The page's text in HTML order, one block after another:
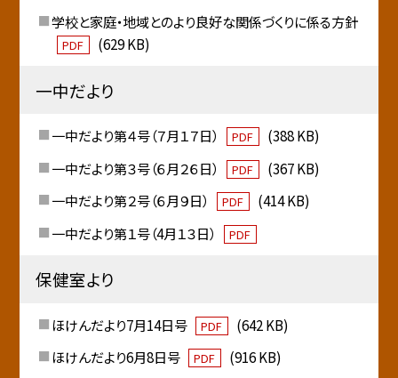
学校と家庭・地域とのより良好な関係づくりに係る方針
PDF (629 KB)
一中だより
一中だより第４号（７月１７日） PDF
(388 KB)
一中だより第３号（６月２６日）
PDF
(367 KB)
一中だより第２号（６月９日）
PDF
(414 KB)
一中だより第１号（4月１３日）
PDF
保健室より
ほけんだより7月14日号 PDF
(642 KB)
ほけんだより6月8日号
PDF
(916 KB)